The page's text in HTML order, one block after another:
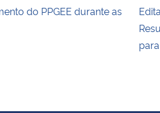
do PPGEE durante as